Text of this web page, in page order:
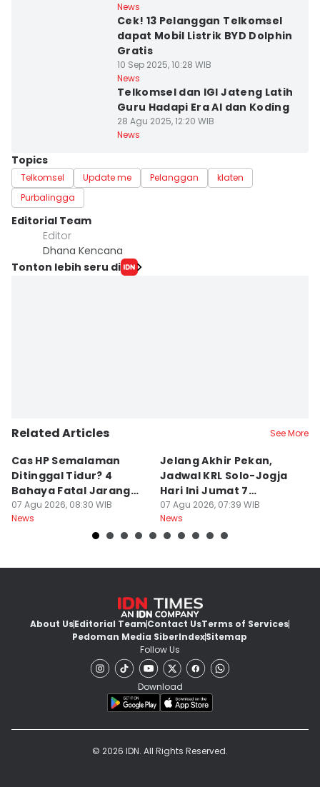
News
Cek! 13 Pelanggan Telkomsel
dapat Mobil Listrik BYD Dolphin
Gratis
10 Sep 2025, 10:28 WIB
News
Telkomsel dan IGI Jateng Latih
Guru Hadapi Era AI dan Koding
28 Agu 2025, 12:20 WIB
News
Topics
Telkomsel Update me Pelanggan
klaten
Purbalingga
Editorial Team
Editor
Dhana Kencana
Tonton lebih seru di
Related Articles See More
Cas HP Semalaman
Ditinggal Tidur? 4
Bahaya Fatal Jarang
Disadari Pekerja Kantor
07 Agu 2026, 08:30 WIB
News
Jelang Akhir Pekan,
Jadwal KRL Solo-Jogja
Hari Ini Jumat 7
Agustus, Lengkap!
07 Agu 2026, 07:39 WIB
News
About UsEditorial TeamContact UsTerms of Services
Pedoman Media SiberIndexSitemap
Follow Us
Download
© 2026 IDN. All Rights Reserved.